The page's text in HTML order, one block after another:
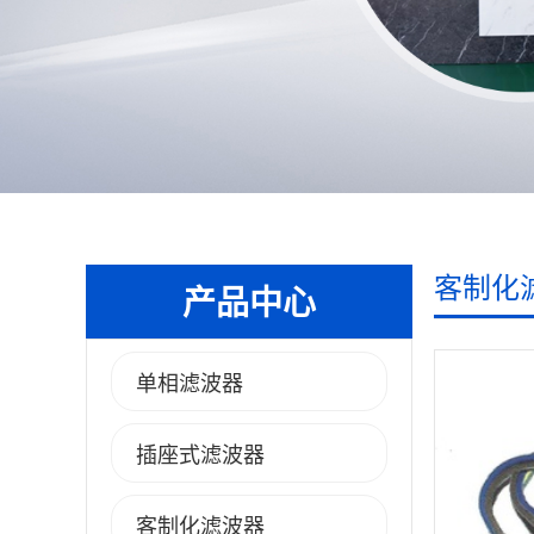
产品中心
单相滤波器
插座式滤波器
客制化滤波器
客制化